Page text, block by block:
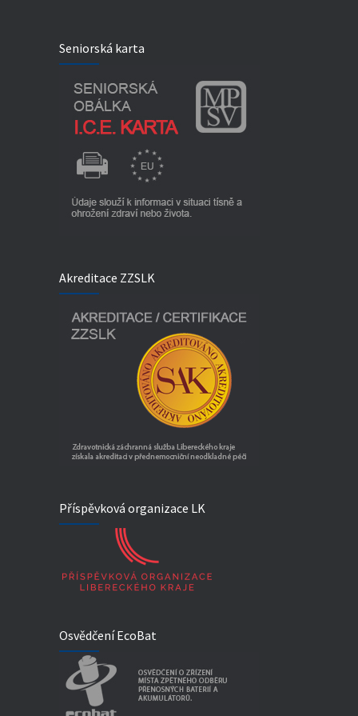
Seniorská karta
Akreditace ZZSLK
Příspěvková organizace LK
Osvědčení EcoBat